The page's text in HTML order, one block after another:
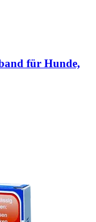
für Hunde,